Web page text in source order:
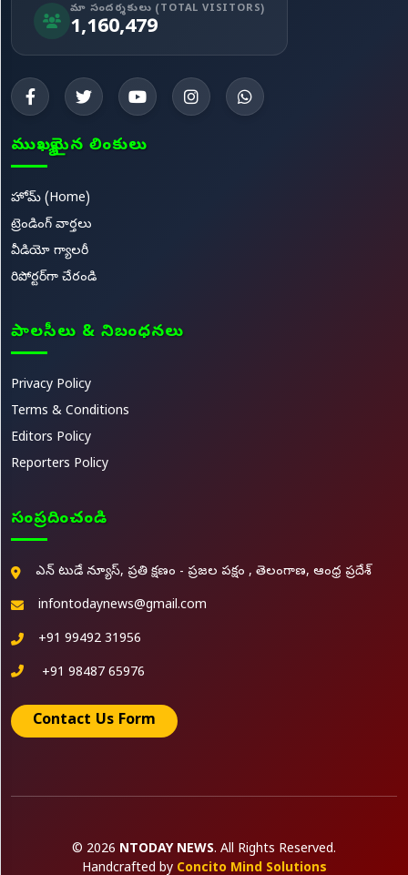
మా సందర్శకులు (TOTAL VISITORS)
1,160,479
ముఖ్యమైన లింకులు
హోమ్ (Home)
ట్రెండింగ్ వార్తలు
వీడియో గ్యాలరీ
రిపోర్టర్‌గా చేరండి
పాలసీలు & నిబంధనలు
Privacy Policy
Terms & Conditions
Editors Policy
Reporters Policy
సంప్రదించండి
ఎన్ టుడే న్యూస్, ప్రతి క్షణం - ప్రజల పక్షం , తెలంగాణ, ఆంధ్ర ప్రదేశ్
infontodaynews@gmail.com
+91 99492 31956
+91 98487 65976
Contact Us Form
© 2026 NTODAY NEWS. All Rights Reserved.
Handcrafted by Concito Mind Solutions